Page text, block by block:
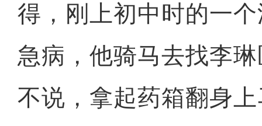
得，刚上初中时的一
急病，他骑马去找李
不说，拿起药箱翻身